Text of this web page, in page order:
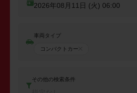
2026年08月11日 (火) 06:00
車両タイプ
コンパクトカー
その他の検索条件